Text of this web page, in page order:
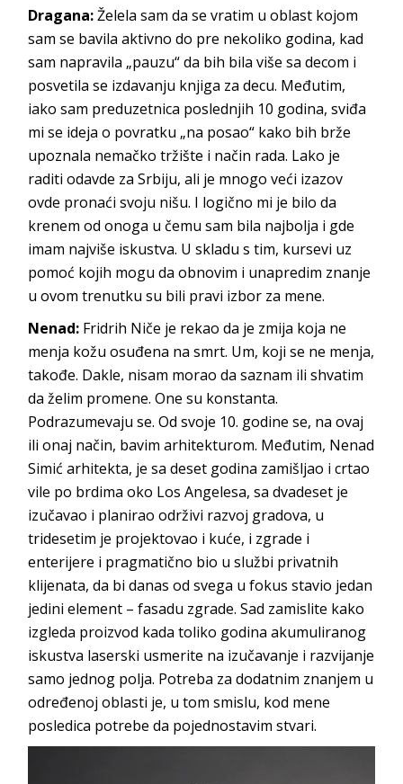
Dragana:Želela sam da se vratim u oblast kojom
sam se bavila aktivno do pre nekoliko godina, kad
sam napravila „pauzu“ da bih bila više sa decom i
posvetila se izdavanju knjiga za decu. Međutim,
iako sam preduzetnica poslednjih 10 godina, sviđa
mi se ideja o povratku „na posao“ kako bih brže
upoznala nemačko tržište i način rada. Lako je
raditi odavde za Srbiju, ali je mnogo veći izazov
ovde pronaći svoju nišu. I logično mi je bilo da
krenem od onoga u čemu sam bila najbolja i gde
imam najviše iskustva. U skladu s tim, kursevi uz
pomoć kojih mogu da obnovim i unapredim znanje
u ovom trenutku su bili pravi izbor za mene.
Nenad: Fridrih Niče je rekao da je zmija koja ne
menja kožu osuđena na smrt. Um, koji se ne menja,
takođe. Dakle, nisam morao da saznam ili shvatim
da želim promene. One su konstanta.
Podrazumevaju se. Od svoje 10. godine se, na ovaj
ili onaj način, bavim arhitekturom. Međutim, Nenad
Simić arhitekta, je sa deset godina zamišljao i crtao
vile po brdima oko Los Angelesa, sa dvadeset je
izučavao i planirao održivi razvoj gradova, u
tridesetim je projektovao i kuće, i zgrade i
enterijere i pragmatično bio u službi privatnih
klijenata, da bi danas od svega u fokus stavio jedan
jedini element – fasadu zgrade. Sad zamislite kako
izgleda proizvod kada toliko godina akumuliranog
iskustva laserski usmerite na izučavanje i razvijanje
samo jednog polja. Potreba za dodatnim znanjem u
određenoj oblasti je, u tom smislu, kod mene
posledica potrebe da pojednostavim stvari.